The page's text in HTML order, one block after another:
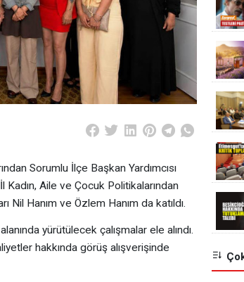
Sorumlu İlçe Başkan Yardımcısı
Aile ve Çocuk Politikalarından
Nil Hanım ve Özlem Hanım da katıldı.
yürütülecek çalışmalar ele alındı.
hakkında görüş alışverişinde